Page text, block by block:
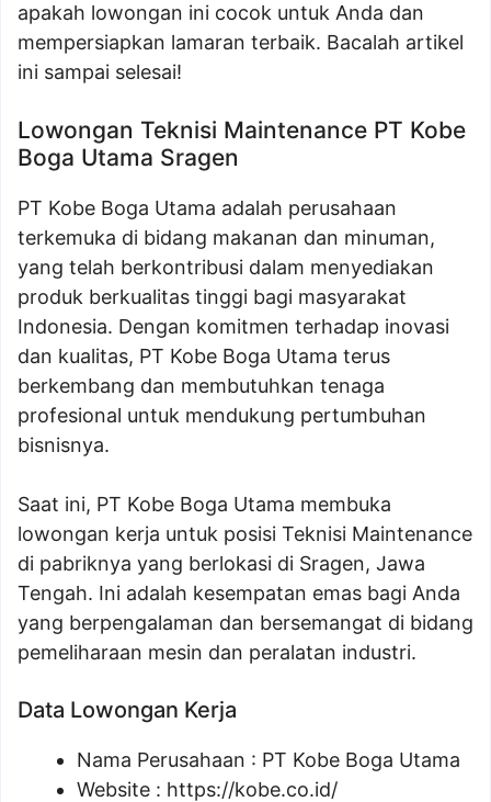
apakah lowongan ini cocok untuk Anda dan
mempersiapkan lamaran terbaik. Bacalah artikel
ini sampai selesai!
Lowongan Teknisi Maintenance PT Kobe
Boga Utama Sragen
PT Kobe Boga Utama adalah perusahaan
terkemuka di bidang makanan dan minuman,
yang telah berkontribusi dalam menyediakan
produk berkualitas tinggi bagi masyarakat
Indonesia. Dengan komitmen terhadap inovasi
dan kualitas, PT Kobe Boga Utama terus
berkembang dan membutuhkan tenaga
profesional untuk mendukung pertumbuhan
bisnisnya.
Saat ini, PT Kobe Boga Utama membuka
lowongan kerja untuk posisi Teknisi Maintenance
di pabriknya yang berlokasi di Sragen, Jawa
Tengah. Ini adalah kesempatan emas bagi Anda
yang berpengalaman dan bersemangat di bidang
pemeliharaan mesin dan peralatan industri.
Data Lowongan Kerja
Nama Perusahaan : PT Kobe Boga Utama
Website : https://kobe.co.id/